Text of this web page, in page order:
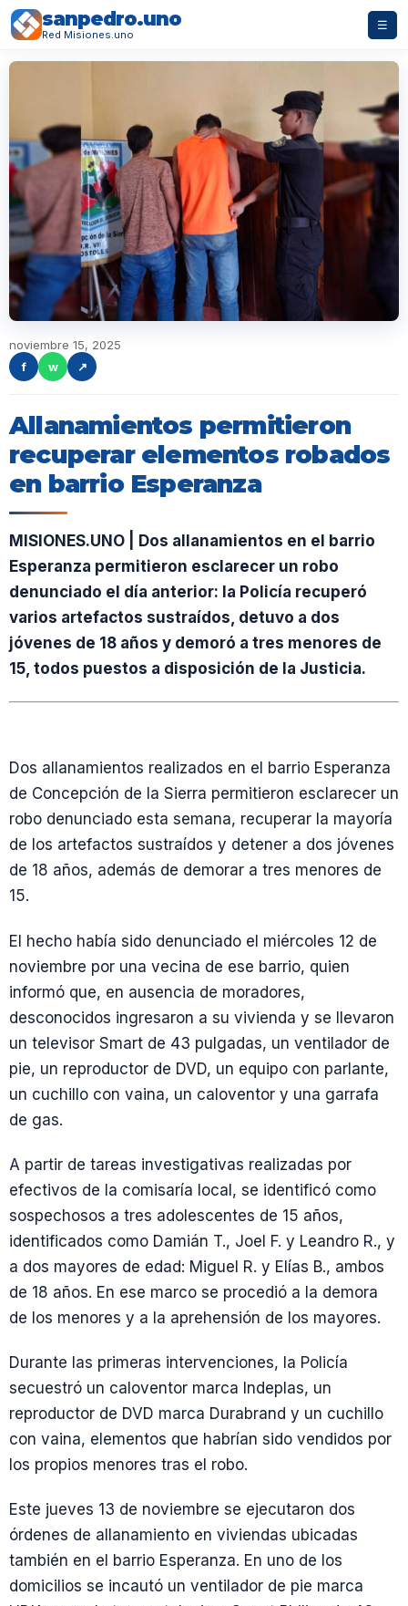
sanpedro.uno
Red Misiones.uno
☰
noviembre 15, 2025
f
w ↗
Allanamientos permitieron
recuperar elementos robados
en barrio Esperanza
MISIONES.UNO | Dos allanamientos en el barrio
Esperanza permitieron esclarecer un robo
denunciado el día anterior: la Policía recuperó
varios artefactos sustraídos, detuvo a dos
jóvenes de 18 años y demoró a tres menores de
15, todos puestos a disposición de la Justicia.
Dos allanamientos realizados en el barrio Esperanza
de Concepción de la Sierra permitieron esclarecer un
robo denunciado esta semana, recuperar la mayoría
de los artefactos sustraídos y detener a dos jóvenes
de 18 años, además de demorar a tres menores de
15.
El hecho había sido denunciado el miércoles 12 de
noviembre por una vecina de ese barrio, quien
informó que, en ausencia de moradores,
desconocidos ingresaron a su vivienda y se llevaron
un televisor Smart de 43 pulgadas, un ventilador de
pie, un reproductor de DVD, un equipo con parlante,
un cuchillo con vaina, un caloventor y una garrafa
de gas.
A partir de tareas investigativas realizadas por
efectivos de la comisaría local, se identificó como
sospechosos a tres adolescentes de 15 años,
identificados como Damián T., Joel F. y Leandro R., y
a dos mayores de edad: Miguel R. y Elías B., ambos
de 18 años. En ese marco se procedió a la demora
de los menores y a la aprehensión de los mayores.
Durante las primeras intervenciones, la Policía
secuestró un caloventor marca Indeplas, un
reproductor de DVD marca Durabrand y un cuchillo
con vaina, elementos que habrían sido vendidos por
los propios menores tras el robo.
Este jueves 13 de noviembre se ejecutaron dos
órdenes de allanamiento en viviendas ubicadas
también en el barrio Esperanza. En uno de los
domicilios se incautó un ventilador de pie marca